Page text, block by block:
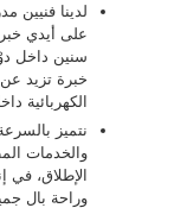
لدينا
على أيدي
سنين داخل
الكهربائية
نتميز
والخدمات
الإطلاق،
وراحة بال